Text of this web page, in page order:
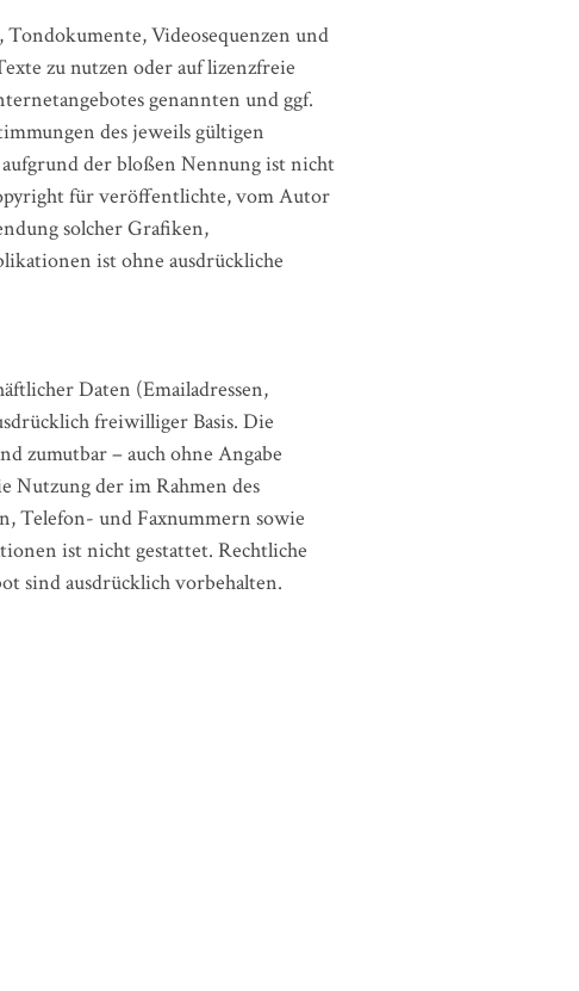
Videosequenzen und
zu nutzen oder auf lizenzfreie
genannten und ggf.
des jeweils gültigen
der bloßen Nennung ist nicht
für veröffentlichte, vom Autor
solcher Grafiken,
ist ohne ausdrückliche
Daten (Emailadressen,
freiwilliger Basis. Die
zumutbar – auch ohne Angabe
Nutzung der im Rahmen des
Telefon- und Faxnummern sowie
ist nicht gestattet. Rechtliche
sind ausdrücklich vorbehalten.